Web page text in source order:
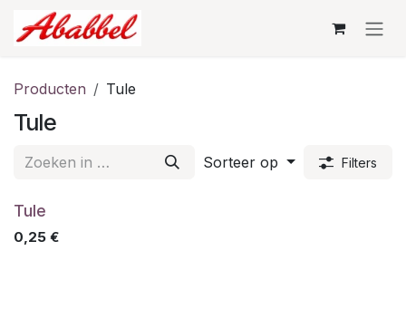
Overslaan naar inhoud
Producten Tule
Tule
Sorteer op Filters
Tule
0,25 €